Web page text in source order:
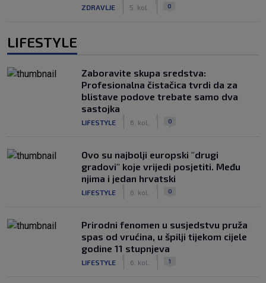
ZDRAVLJE 5. kol. 0
LIFESTYLE
Zaboravite skupa sredstva:
Profesionalna čistačica tvrdi da za
blistave podove trebate samo dva
sastojka
LIFESTYLE 6. kol. 0
Ovo su najbolji europski "drugi
gradovi" koje vrijedi posjetiti. Među
njima i jedan hrvatski
LIFESTYLE 6. kol. 0
Prirodni fenomen u susjedstvu pruža
spas od vrućina, u špilji tijekom cijele
godine 11 stupnjeva
LIFESTYLE 6. kol. 1